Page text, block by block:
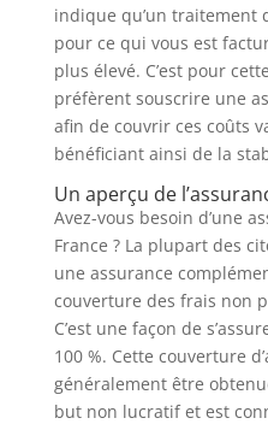
indique qu’un traitement
pour ce qui vous est
plus élevé. C’est pour
préfèrent souscrire une
afin de couvrir ces coûts
bénéficiant ainsi de la
Un aperçu de
Avez-vous besoin d’une
France ? La plupart des
une assurance
couverture des frais non
C’est une façon de
100 %. Cette couverture
généralement être
but non lucratif et est